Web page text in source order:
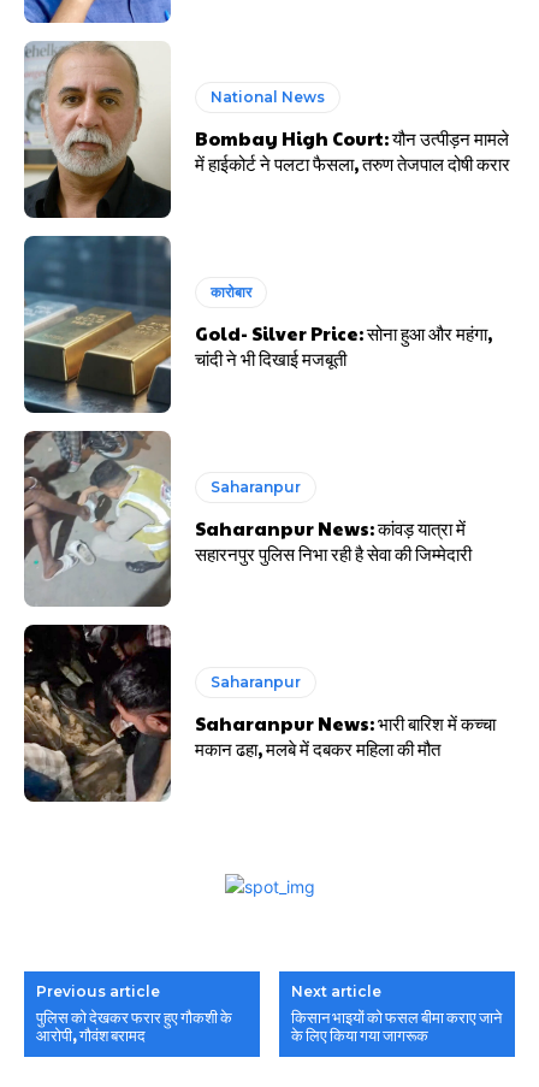
National News
Bombay High Court: यौन उत्पीड़न मामले
में हाईकोर्ट ने पलटा फैसला, तरुण तेजपाल दोषी करार
कारोबार
Gold- Silver Price: सोना हुआ और महंगा,
चांदी ने भी दिखाई मजबूती
Saharanpur
Saharanpur News: कांवड़ यात्रा में
सहारनपुर पुलिस निभा रही है सेवा की जिम्मेदारी
Saharanpur
Saharanpur News: भारी बारिश में कच्चा
मकान ढहा, मलबे में दबकर महिला की मौत
Previous article
पुलिस को देखकर फरार हुए गौकशी के
आरोपी, गौवंश बरामद
Next article
किसान भाइयों को फसल बीमा कराए जाने
के लिए किया गया जागरूक